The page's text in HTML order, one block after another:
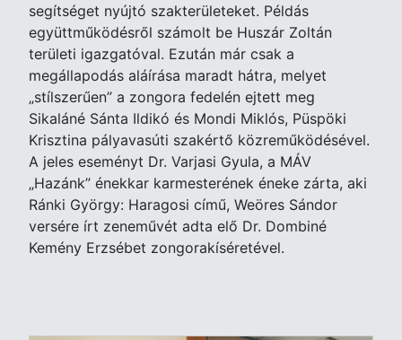
segítséget nyújtó szakterületeket. Példás
együttműködésről számolt be Huszár Zoltán
területi igazgatóval. Ezután már csak a
megállapodás aláírása maradt hátra, melyet
„stílszerűen” a zongora fedelén ejtett meg
Sikaláné Sánta Ildikó és Mondi Miklós, Püspöki
Krisztina pályavasúti szakértő közreműködésével.
A jeles eseményt Dr. Varjasi Gyula, a MÁV
„Hazánk” énekkar karmesterének éneke zárta, aki
Ránki György: Haragosi című, Weöres Sándor
versére írt zeneművét adta elő Dr. Dombiné
Kemény Erzsébet zongorakíséretével.